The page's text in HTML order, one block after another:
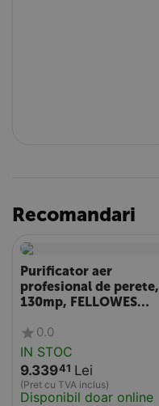
Recomandari
Purificator aer
profesional de perete,
130mp, FELLOWES
PureView
0.0
IN STOC
9.33941 Lei
(Pret cu TVA inclus)
Disponibil doar online